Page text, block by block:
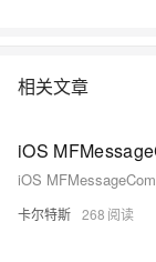
相关文章
卡尔特斯 268